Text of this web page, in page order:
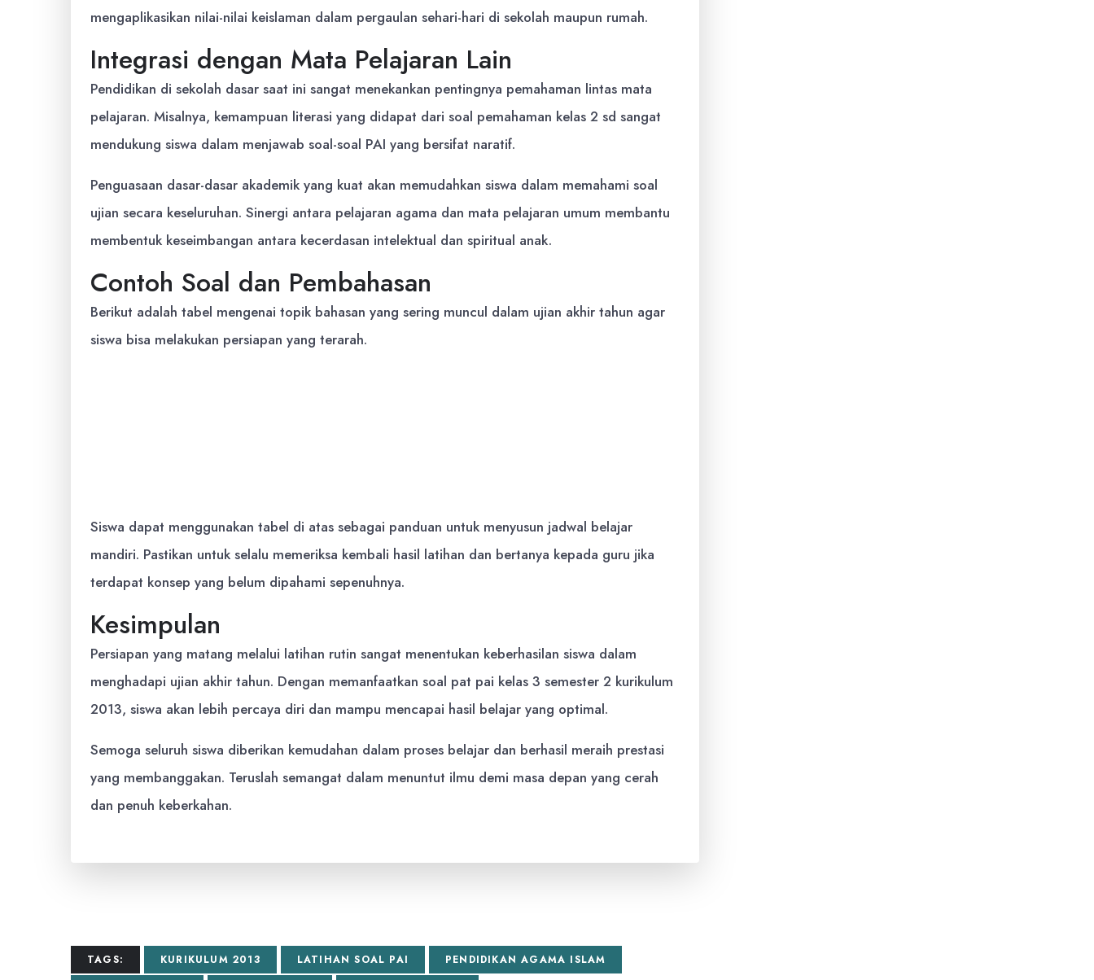
mengaplikasikan nilai-nilai keislaman dalam pergaulan sehari-hari di sekolah maupun rumah.
Integrasi dengan Mata Pelajaran Lain
Pendidikan di sekolah dasar saat ini sangat menekankan pentingnya pemahaman lintas mata
pelajaran. Misalnya, kemampuan literasi yang didapat dari soal pemahaman kelas 2 sd sangat
mendukung siswa dalam menjawab soal-soal PAI yang bersifat naratif.
Penguasaan dasar-dasar akademik yang kuat akan memudahkan siswa dalam memahami soal
ujian secara keseluruhan. Sinergi antara pelajaran agama dan mata pelajaran umum membantu
membentuk keseimbangan antara kecerdasan intelektual dan spiritual anak.
Contoh Soal dan Pembahasan
Berikut adalah tabel mengenai topik bahasan yang sering muncul dalam ujian akhir tahun agar
siswa bisa melakukan persiapan yang terarah.
Siswa dapat menggunakan tabel di atas sebagai panduan untuk menyusun jadwal belajar
mandiri. Pastikan untuk selalu memeriksa kembali hasil latihan dan bertanya kepada guru jika
terdapat konsep yang belum dipahami sepenuhnya.
Kesimpulan
Persiapan yang matang melalui latihan rutin sangat menentukan keberhasilan siswa dalam
menghadapi ujian akhir tahun. Dengan memanfaatkan soal pat pai kelas 3 semester 2 kurikulum
2013, siswa akan lebih percaya diri dan mampu mencapai hasil belajar yang optimal.
Semoga seluruh siswa diberikan kemudahan dalam proses belajar dan berhasil meraih prestasi
yang membanggakan. Teruslah semangat dalam menuntut ilmu demi masa depan yang cerah
dan penuh keberkahan.
TAGS: KURIKULUM 2013 LATIHAN SOAL PAI PENDIDIKAN AGAMA ISLAM